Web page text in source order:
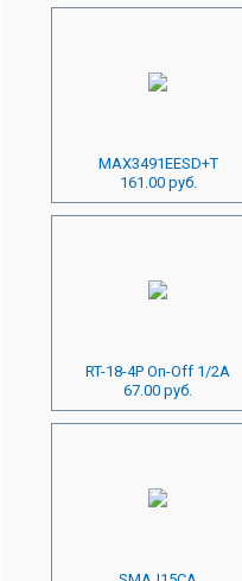
MAX3491EESD+T
161.00 руб.
RT-18-4P On-Off 1/2A
67.00 руб.